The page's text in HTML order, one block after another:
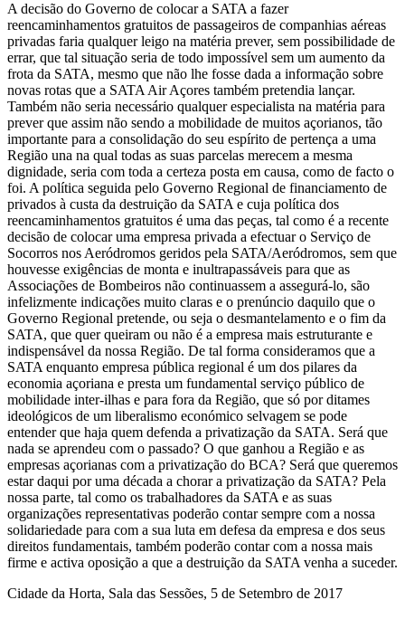
A decisão do Governo de colocar a SATA a fazer
reencaminhamentos gratuitos de passageiros de companhias aéreas
privadas faria qualquer leigo na matéria prever, sem possibilidade de
errar, que tal situação seria de todo impossível sem um aumento da
frota da SATA, mesmo que não lhe fosse dada a informação sobre
novas rotas que a SATA Air Açores também pretendia lançar.
Também não seria necessário qualquer especialista na matéria para
prever que assim não sendo a mobilidade de muitos açorianos, tão
importante para a consolidação do seu espírito de pertença a uma
Região una na qual todas as suas parcelas merecem a mesma
dignidade, seria com toda a certeza posta em causa, como de facto o
foi. A política seguida pelo Governo Regional de financiamento de
privados à custa da destruição da SATA e cuja política dos
reencaminhamentos gratuitos é uma das peças, tal como é a recente
decisão de colocar uma empresa privada a efectuar o Serviço de
Socorros nos Aeródromos geridos pela SATA/Aeródromos, sem que
houvesse exigências de monta e inultrapassáveis para que as
Associações de Bombeiros não continuassem a assegurá-lo, são
infelizmente indicações muito claras e o prenúncio daquilo que o
Governo Regional pretende, ou seja o desmantelamento e o fim da
SATA, que quer queiram ou não é a empresa mais estruturante e
indispensável da nossa Região. De tal forma consideramos que a
SATA enquanto empresa pública regional é um dos pilares da
economia açoriana e presta um fundamental serviço público de
mobilidade inter-ilhas e para fora da Região, que só por ditames
ideológicos de um liberalismo económico selvagem se pode
entender que haja quem defenda a privatização da SATA. Será que
nada se aprendeu com o passado? O que ganhou a Região e as
empresas açorianas com a privatização do BCA? Será que queremos
estar daqui por uma década a chorar a privatização da SATA? Pela
nossa parte, tal como os trabalhadores da SATA e as suas
organizações representativas poderão contar sempre com a nossa
solidariedade para com a sua luta em defesa da empresa e dos seus
direitos fundamentais, também poderão contar com a nossa mais
firme e activa oposição a que a destruição da SATA venha a suceder.
Cidade da Horta, Sala das Sessões, 5 de Setembro de 2017